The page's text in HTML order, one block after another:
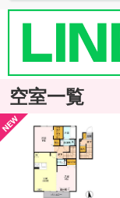
空室一覧